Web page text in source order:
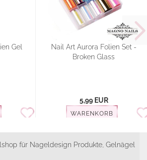
Gel
Nail Art Aurora Folien Set -
Broken Glass
5,99 EUR
WARENKORB
für Nageldesign Produkte, Gelnägel